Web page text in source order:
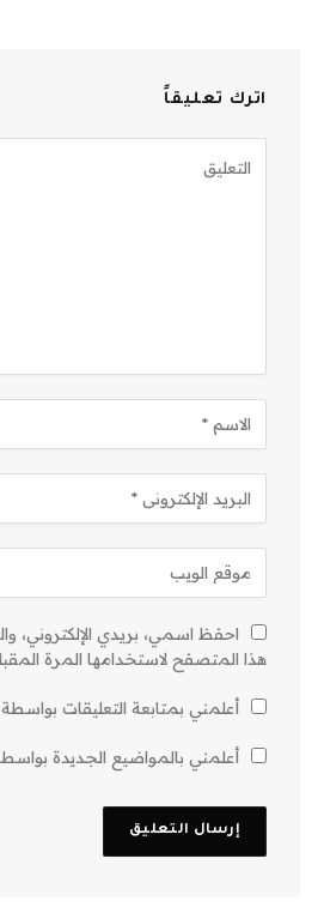
اترك تعليقاً
احفظ اسمي، بريدي الإلكتروني،
هذا المتصفح لاستخدامها المرة
أعلمني بمتابعة التعليقات بواسطة
أعلمني بالمواضيع الجديدة بواسطة